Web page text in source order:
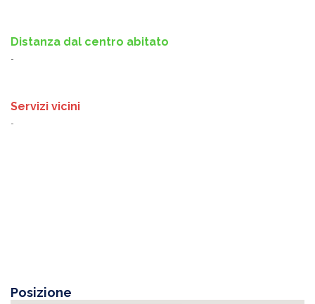
Distanza dal centro abitato
-
Servizi vicini
-
Posizione